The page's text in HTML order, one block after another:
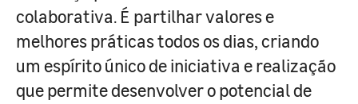
colaborativa. É partilhar valores e
melhores práticas todos os dias, criando
um espírito único de iniciativa e realização
que permite desenvolver o potencial de